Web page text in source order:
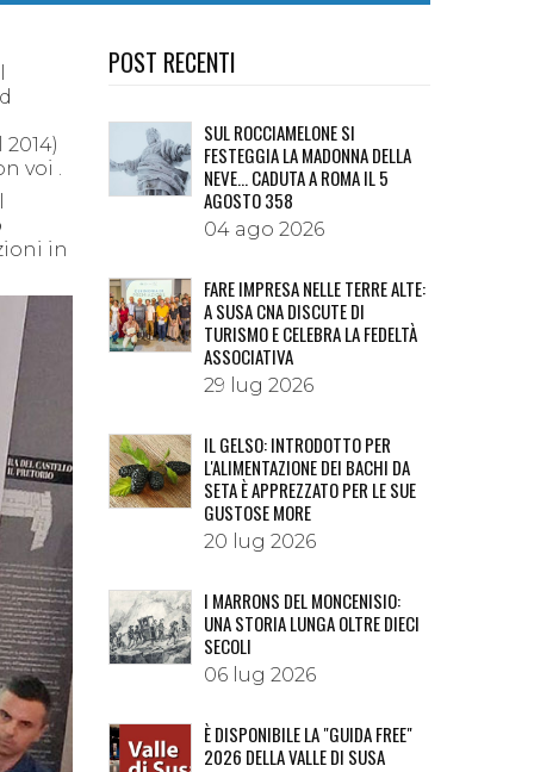
voi .
in
POST RECENTI
SUL ROCCIAMELONE SI
FESTEGGIA LA MADONNA DELLA
NEVE… CADUTA A ROMA IL 5
AGOSTO 358
04 ago 2026
FARE IMPRESA NELLE TERRE ALTE:
A SUSA CNA DISCUTE DI
TURISMO E CELEBRA LA FEDELTÀ
ASSOCIATIVA
29 lug 2026
IL GELSO: INTRODOTTO PER
L'ALIMENTAZIONE DEI BACHI DA
SETA È APPREZZATO PER LE SUE
GUSTOSE MORE
20 lug 2026
I MARRONS DEL MONCENISIO:
UNA STORIA LUNGA OLTRE DIECI
SECOLI
06 lug 2026
È DISPONIBILE LA "GUIDA FREE"
2026 DELLA VALLE DI SUSA